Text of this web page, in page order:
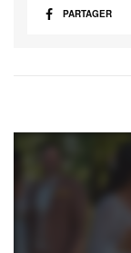
PARTAGER